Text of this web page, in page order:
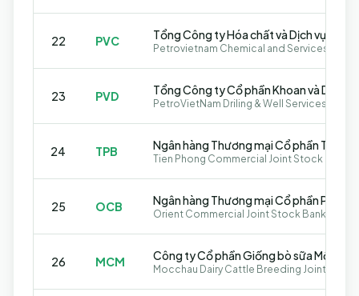
22 PVC
Petrovietnam Chemical and Services
23 PVD
PetroVietNam Driling & Well Services
24 TPB Ngân hàng Thương mại Cổ phần Tiên
Tien Phong Commercial Joint Stock Bank
25 OCB Ngân hàng Thương mại Cổ phần
Orient Commercial Joint Stock Bank
26 MCM Công ty Cổ phần Giống bò sữa Mộc